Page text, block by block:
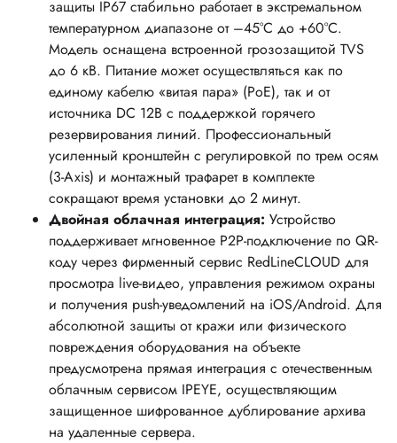
защиты IP67 стабильно работает в экстремальном
температурном диапазоне от –45°C до +60°C.
Модель оснащена встроенной грозозащитой TVS
до 6 кВ. Питание может осуществляться как по
единому кабелю «витая пара» (PoE), так и от
источника DC 12В с поддержкой горячего
резервирования линий. Профессиональный
усиленный кронштейн с регулировкой по трем осям
(3-Axis) и монтажный трафарет в комплекте
сокращают время установки до 2 минут.
Двойная облачная интеграция: Устройство
поддерживает мгновенное P2P-подключение по QR-
коду через фирменный сервис RedLineCLOUD для
просмотра live-видео, управления режимом охраны
и получения push-уведомлений на iOS/Android. Для
абсолютной защиты от кражи или физического
повреждения оборудования на объекте
предусмотрена прямая интеграция с отечественным
облачным сервисом IPEYE, осуществляющим
защищенное шифрованное дублирование архива
на удаленные сервера.